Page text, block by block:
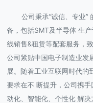
公司秉承“诚信、专业”
备，包括SMT及半导体 生
线销售&租赁等配套服务，
公司紧贴中国电子制造业发
展。随着工业互联网时代的
要求在不 断提升，公司携
动化、智能化、个性化 解